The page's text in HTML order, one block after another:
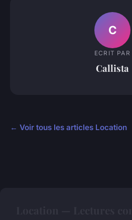
C
ECRIT PAR
Callista
← Voir tous les articles Location